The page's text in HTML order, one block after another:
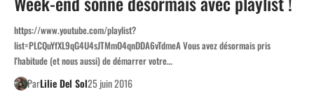
https://www.youtube.com/playlist?
list=PLCQuYfXL9qG4U4sJTMmO4qnDDA6vTdmeA Vous avez désormais pris
l'habitude (et nous aussi) de démarrer votre…
ParLilie Del Sol25 juin 2016